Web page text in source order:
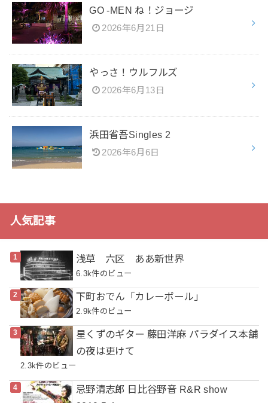
GO -MEN ね！ジョージ
2026年6月21日
やっさ！ウルフルズ
2026年6月13日
浜田省吾Singles 2
2026年6月6日
人気記事
浅草 六区 ああ新世界
6.3k件のビュー
下町おでん「カレーボール」
2.9k件のビュー
星くずのギター 藤田洋麻 パラダイス本舗
の夜は更けて
2.3k件のビュー
忌野清志郎 日比谷野音 R&R show